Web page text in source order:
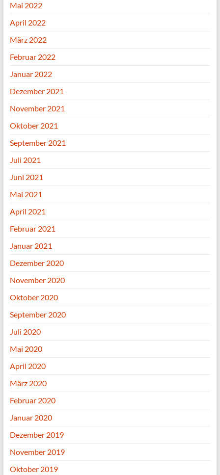
Mai 2022
April 2022
März 2022
Februar 2022
Januar 2022
Dezember 2021
November 2021
Oktober 2021
September 2021
Juli 2021
Juni 2021
Mai 2021
April 2021
Februar 2021
Januar 2021
Dezember 2020
November 2020
Oktober 2020
September 2020
Juli 2020
Mai 2020
April 2020
März 2020
Februar 2020
Januar 2020
Dezember 2019
November 2019
Oktober 2019